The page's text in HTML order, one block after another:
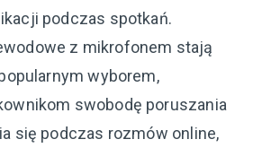
podczas spotkań.
z mikrofonem stają
wyborem,
swobodę poruszania
się podczas rozmów online,